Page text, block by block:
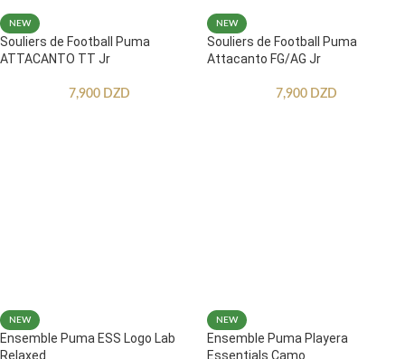
NEW
Souliers de Football Puma
ATTACANTO TT Jr
7,900 DZD
NEW
Souliers de Football Puma
Attacanto FG/AG Jr
7,900 DZD
NEW
Ensemble Puma ESS Logo Lab
Relaxed
NEW
Ensemble Puma Playera
Essentials Camo